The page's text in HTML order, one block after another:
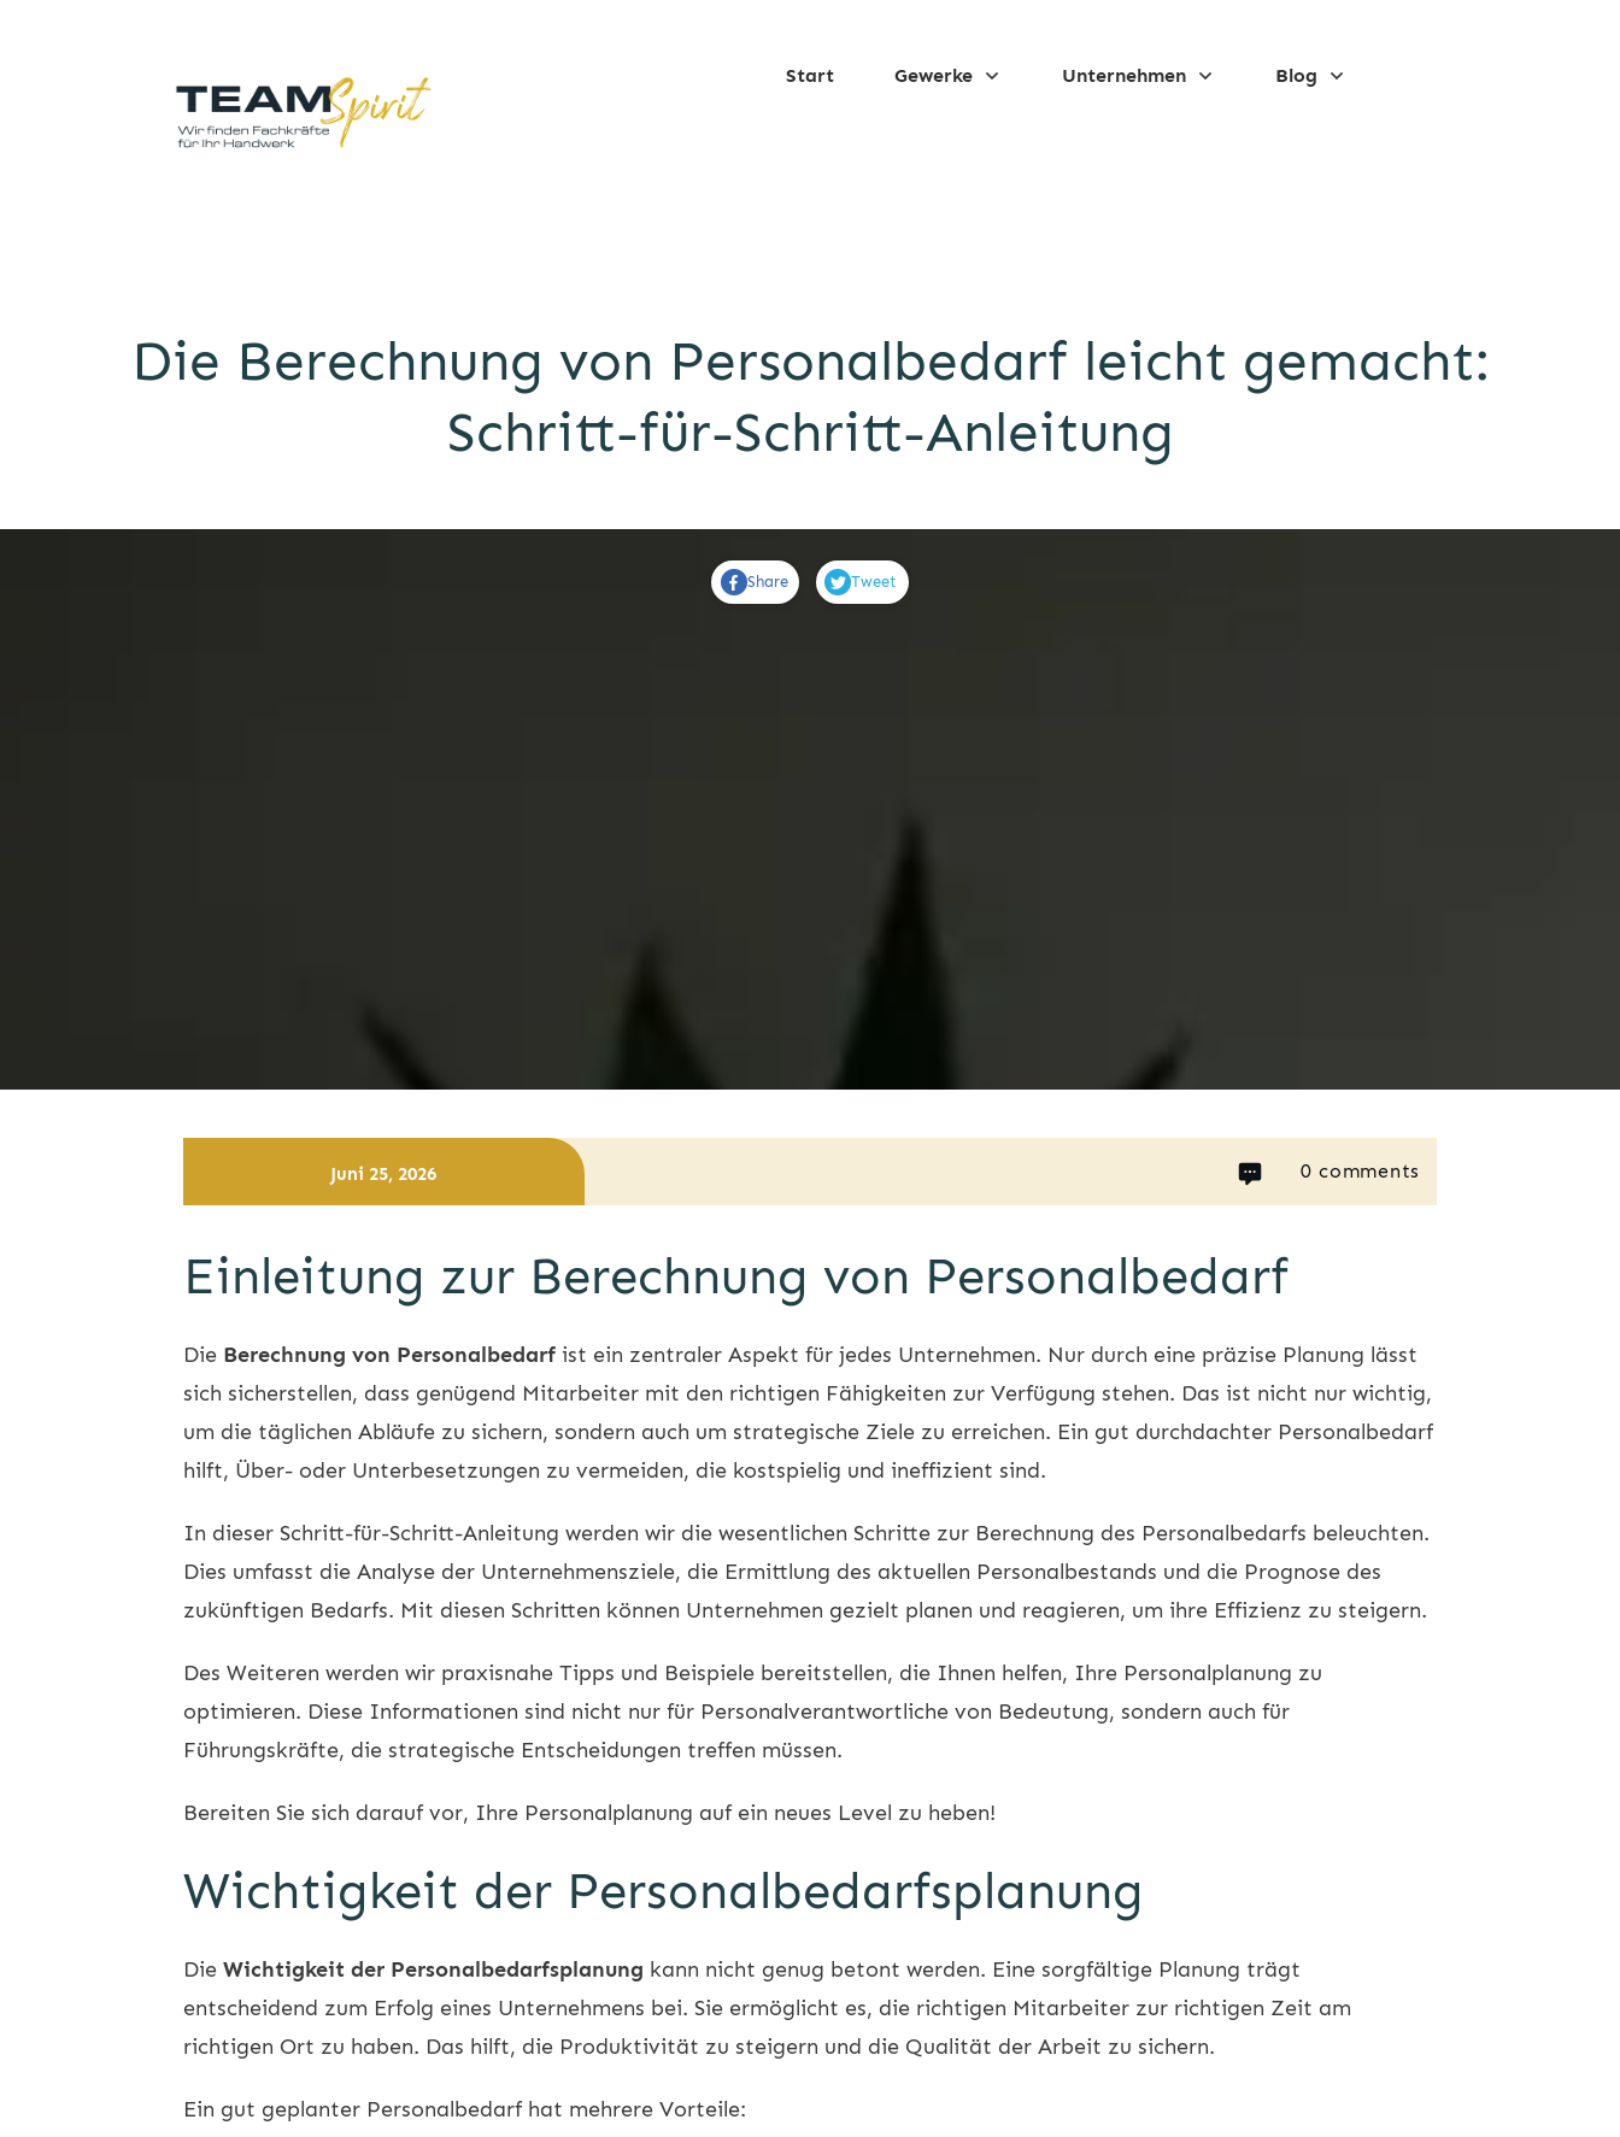
Start Gewerke Unternehmen Blog
Die Berechnung von Personalbedarf leicht gemacht:
Schritt-für-Schritt-Anleitung
Share Tweet
Juni 25, 2026 0 comments
Einleitung zur Berechnung von Personalbedarf
Die Berechnung von Personalbedarf ist ein zentraler Aspekt für jedes Unternehmen. Nur durch eine präzise Planung lässt
sich sicherstellen, dass genügend Mitarbeiter mit den richtigen Fähigkeiten zur Verfügung stehen. Das ist nicht nur wichtig,
um die täglichen Abläufe zu sichern, sondern auch um strategische Ziele zu erreichen. Ein gut durchdachter Personalbedarf
hilft, Über- oder Unterbesetzungen zu vermeiden, die kostspielig und ineffizient sind.
In dieser Schritt-für-Schritt-Anleitung werden wir die wesentlichen Schritte zur Berechnung des Personalbedarfs beleuchten.
Dies umfasst die Analyse der Unternehmensziele, die Ermittlung des aktuellen Personalbestands und die Prognose des
zukünftigen Bedarfs. Mit diesen Schritten können Unternehmen gezielt planen und reagieren, um ihre Effizienz zu steigern.
Des Weiteren werden wir praxisnahe Tipps und Beispiele bereitstellen, die Ihnen helfen, Ihre Personalplanung zu
optimieren. Diese Informationen sind nicht nur für Personalverantwortliche von Bedeutung, sondern auch für
Führungskräfte, die strategische Entscheidungen treffen müssen.
Bereiten Sie sich darauf vor, Ihre Personalplanung auf ein neues Level zu heben!
Wichtigkeit der Personalbedarfsplanung
Die Wichtigkeit der Personalbedarfsplanung kann nicht genug betont werden. Eine sorgfältige Planung trägt
entscheidend zum Erfolg eines Unternehmens bei. Sie ermöglicht es, die richtigen Mitarbeiter zur richtigen Zeit am
richtigen Ort zu haben. Das hilft, die Produktivität zu steigern und die Qualität der Arbeit zu sichern.
Ein gut geplanter Personalbedarf hat mehrere Vorteile: